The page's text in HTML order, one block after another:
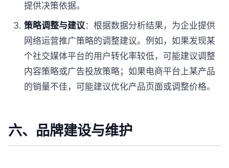
提供决策依据。
策略调整与建议 ：根据数据分析结果，为企业提供
网络运营推广策略的调整建议。例如，如果发现某
个社交媒体平台的用户转化率较低，可能建议调整
内容策略或广告投放策略；如果电商平台上某产品
的销量不佳，可能建议优化产品页面或调整价格。
六、品牌建设与维护